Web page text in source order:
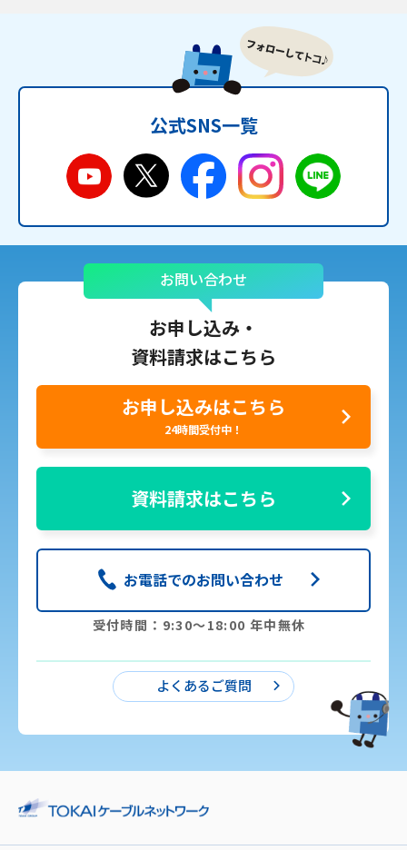
公式SNS一覧
お問い合わせ
お申し込み・
資料請求はこちら
お申し込みはこちら
24時間受付中！
資料請求はこちら
お電話でのお問い合わせ
受付時間：9:30〜18:00 年中無休
よくあるご質問